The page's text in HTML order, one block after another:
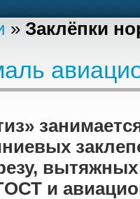
» Заклёпки
и